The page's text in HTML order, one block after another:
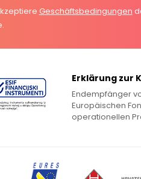
Geschäftsbedingungen
Erklärung zur
Endempfänger
Europäischen
operationellen